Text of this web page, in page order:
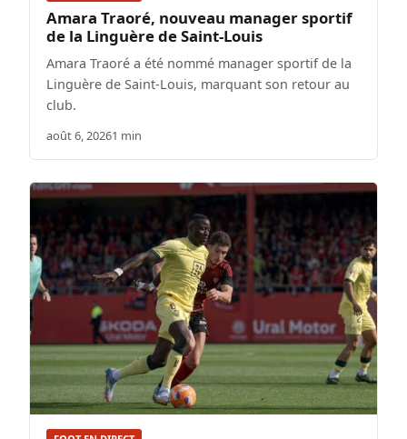
Amara Traoré, nouveau manager sportif
de la Linguère de Saint-Louis
Amara Traoré a été nommé manager sportif de la
Linguère de Saint-Louis, marquant son retour au
club.
août 6, 20261 min